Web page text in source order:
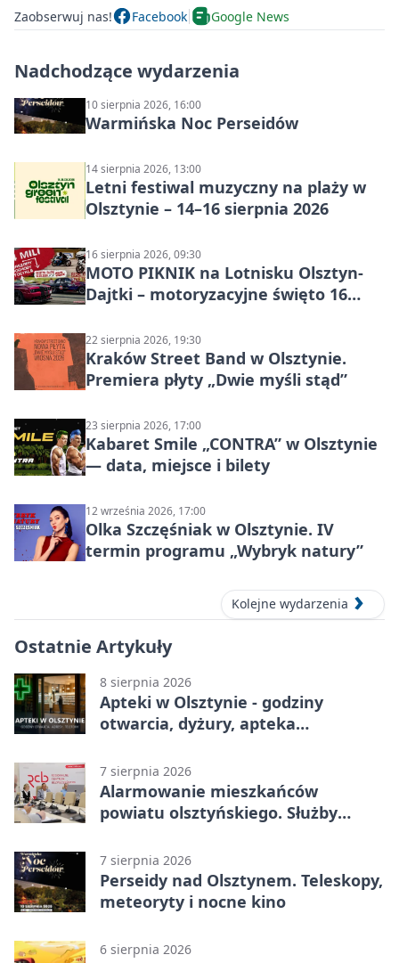
Zaobserwuj nas! Facebook Google News
Nadchodzące wydarzenia
10 sierpnia 2026, 16:00
Warmińska Noc Perseidów
14 sierpnia 2026, 13:00
Letni festiwal muzyczny na plaży w
Olsztynie – 14–16 sierpnia 2026
16 sierpnia 2026, 09:30
MOTO PIKNIK na Lotnisku Olsztyn-
Dajtki – motoryzacyjne święto 16
22 sierpnia 2026, 19:30
Kraków Street Band w Olsztynie.
Premiera płyty „Dwie myśli stąd”
23 sierpnia 2026, 17:00
Kabaret Smile „CONTRA” w Olsztynie
— data, miejsce i bilety
12 września 2026, 17:00
Olka Szczęśniak w Olsztynie. IV
termin programu „Wybryk natury”
Kolejne wydarzenia
Ostatnie Artykuły
8 sierpnia 2026
Apteki w Olsztynie - godziny
otwarcia, dyżury, apteka
7 sierpnia 2026
Alarmowanie mieszkańców
powiatu olsztyńskiego. Służby
7 sierpnia 2026
Perseidy nad Olsztynem. Teleskopy,
meteoryty i nocne kino
6 sierpnia 2026